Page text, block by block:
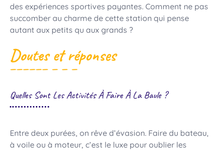
des expériences sportives payantes. Comment ne pas
succomber au charme de cette station qui pense
autant aux petits qu aux grands ?
Doutes et réponses
Quelles Sont Les Activités À Faire À La Baule ?
Entre deux purées, on rêve d’évasion. Faire du bateau,
à voile ou à moteur, c’est le luxe pour oublier les